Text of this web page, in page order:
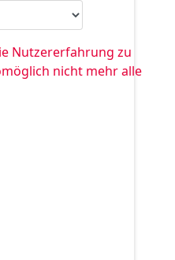
Nutzererfahrung zu
nicht mehr alle